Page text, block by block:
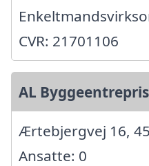
CVR: 21701106
AL
Ærtebjergvej 16,
Ansatte: 0